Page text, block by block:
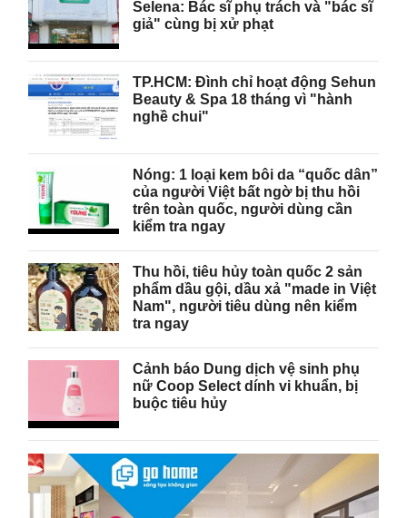
Selena: Bác sĩ phụ trách và "bác sĩ
giả" cùng bị xử phạt
TP.HCM: Đình chỉ hoạt động Sehun
Beauty & Spa 18 tháng vì "hành
nghề chui"
Nóng: 1 loại kem bôi da “quốc dân”
của người Việt bất ngờ bị thu hồi
trên toàn quốc, người dùng cần
kiểm tra ngay
Thu hồi, tiêu hủy toàn quốc 2 sản
phẩm dầu gội, dầu xả "made in Việt
Nam", người tiêu dùng nên kiểm
tra ngay
Cảnh báo Dung dịch vệ sinh phụ
nữ Coop Select dính vi khuẩn, bị
buộc tiêu hủy